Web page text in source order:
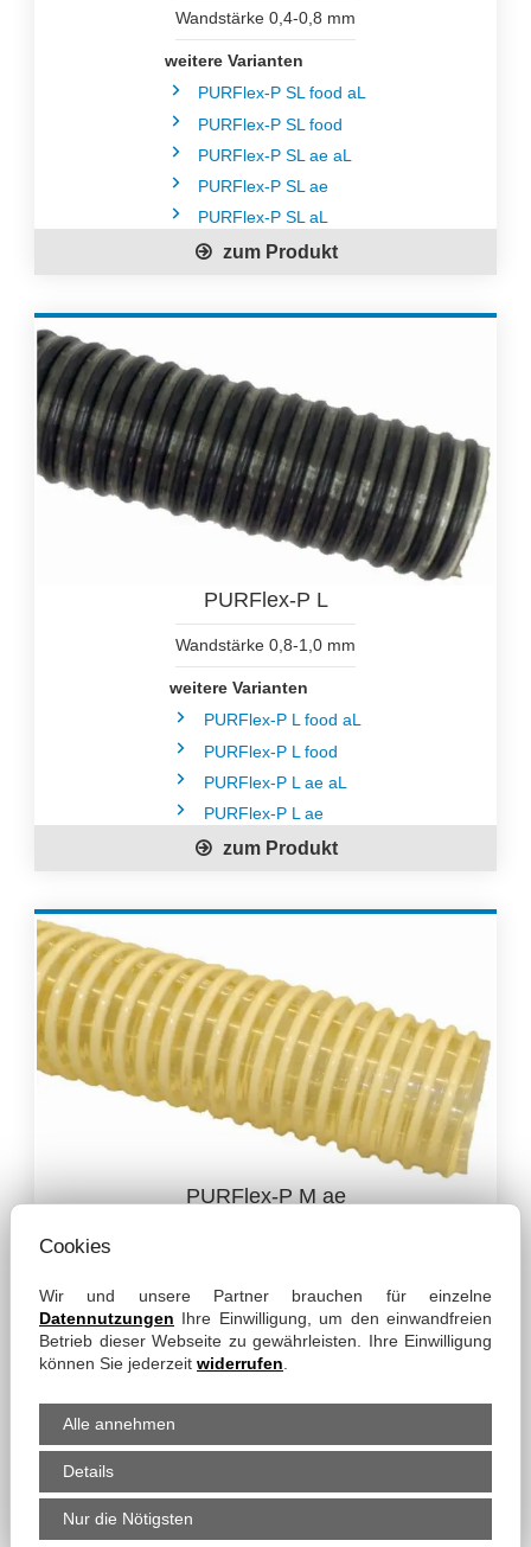
Wandstärke 0,4-0,8 mm
weitere Varianten
PURFlex-P SL food aL
PURFlex-P SL food
PURFlex-P SL ae aL
PURFlex-P SL ae
PURFlex-P SL aL
zum Produkt
PURFlex-P L
Wandstärke 0,8-1,0 mm
weitere Varianten
PURFlex-P L food aL
PURFlex-P L food
PURFlex-P L ae aL
PURFlex-P L ae
zum Produkt
PURFlex-P M ae
mikroben- & hydrolysefest, Wandstärke 1,2-2,0 mm
PURFlex-P M food aL
PURFlex-P M food
PURFlex-P M ae aL
Cookies
Wir und unsere Partner brauchen für einzelne
Datennutzungen Ihre Einwilligung, um den einwandfreien
Betrieb dieser Webseite zu gewährleisten. Ihre Einwilligung
können Sie jederzeit widerrufen
Alle annehmen
Details
Nur die Nötigsten